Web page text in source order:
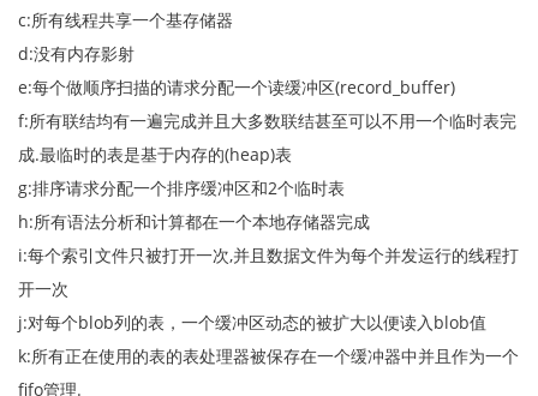
c:所有线程共享一个基存储器
d:没有内存影射
e:每个做顺序扫描的请求分配一个读缓冲区(record_buffer)
f:所有联结均有一遍完成并且大多数联结甚至可以不用一个临时表完
成.最临时的表是基于内存的(heap)表
g:排序请求分配一个排序缓冲区和2个临时表
h:所有语法分析和计算都在一个本地存储器完成
i:每个索引文件只被打开一次,并且数据文件为每个并发运行的线程打
开一次
j:对每个blob列的表，一个缓冲区动态的被扩大以便读入blob值
k:所有正在使用的表的表处理器被保存在一个缓冲器中并且作为一个
fifo管理.